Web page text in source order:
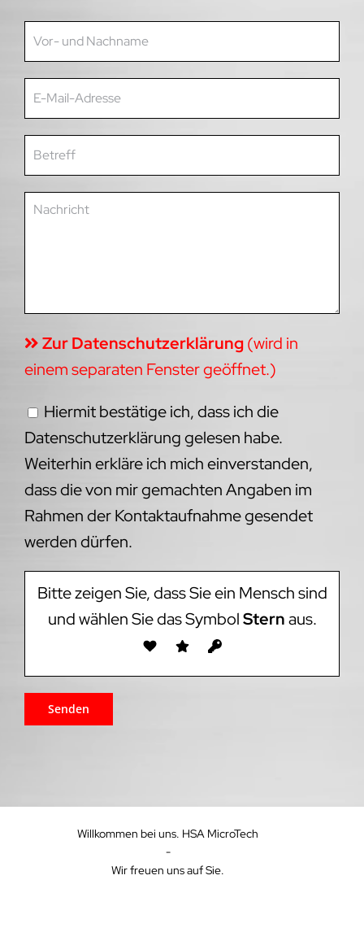
Zur Datenschutzerklärung(wird in
einem separaten Fenster geöffnet.)
Hiermit bestätige ich, dass ich die
Datenschutzerklärung gelesen habe.
Weiterhin erkläre ich mich einverstanden,
dass die von mir gemachten Angaben im
Rahmen der Kontaktaufnahme gesendet
werden dürfen.
Bitte zeigen Sie, dass Sie ein Mensch sind
und wählen Sie das SymbolSternaus.
Willkommen bei uns. HSA MicroTech
-
Wir freuen uns auf Sie.